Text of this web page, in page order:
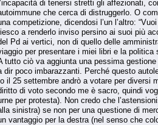
l’incapacità di tenersi stretti gli affezionati,
che cerca di distruggerlo. O
competizione, dicendosi l’un l’altro:
a renderlo inviso persino ai suoi più
Pd ai vertici, non di quello delle
per presentare i miei libri e la
tutto ciò va aggiunta una pessima
dir poco imbarazzanti. Perché questo
il 25 settembre andrò a votare per diversi
di voto secondo me è sacro, quindi
per protesta). Non credo che
sinistra) se non per una questione di
vantaggio per la destra (nel senso che